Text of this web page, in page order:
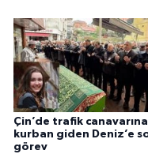
Çin’de trafik canavarına
kurban giden Deniz’e
görev